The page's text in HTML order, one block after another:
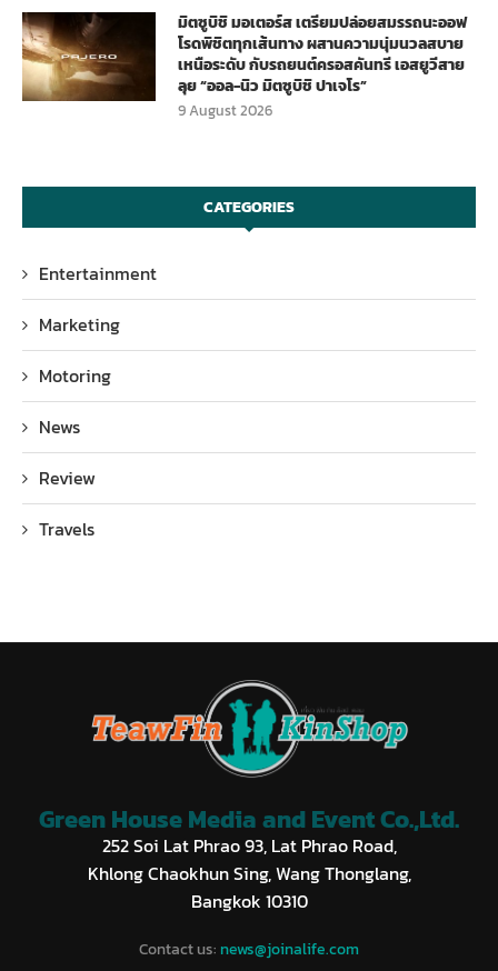
มิตซูบิชิ มอเตอร์ส เตรียมปล่อยสมรรถนะออฟ
โรดพิชิตทุกเส้นทาง ผสานความนุ่มนวลสบาย
เหนือระดับ กับรถยนต์ครอสคันทรี เอสยูวีสาย
ลุย “ออล-นิว มิตซูบิชิ ปาเจโร”
9 August 2026
CATEGORIES
Entertainment
Marketing
Motoring
News
Review
Travels
Green House Media and Event Co.,Ltd.
252 Soi Lat Phrao 93, Lat Phrao Road,
Khlong Chaokhun Sing, Wang Thonglang,
Bangkok 10310
Contact us: news@joinalife.com